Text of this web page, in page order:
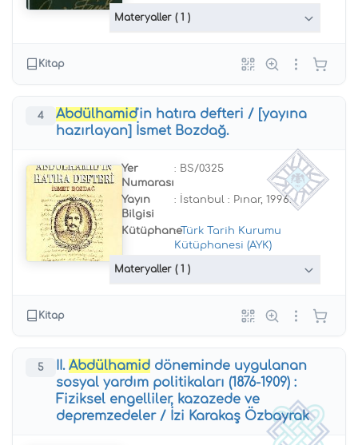
Materyaller ( 1 )
Kitap
4 Abdülhamid'in hatıra defteri / [yayına
hazırlayan] İsmet Bozdağ.
Yer
Numarası
: BS/0325
Yayın
Bilgisi
: İstanbul : Pınar, 1996.
Kütüphane
:Türk Tarih Kurumu
Kütüphanesi (AYK)
Materyaller ( 1 )
Kitap
5 II. Abdülhamid döneminde uygulanan
sosyal yardım politikaları (1876-1909) :
Fiziksel engelliler, kazazede ve
depremzedeler / İzi Karakaş Özbayrak